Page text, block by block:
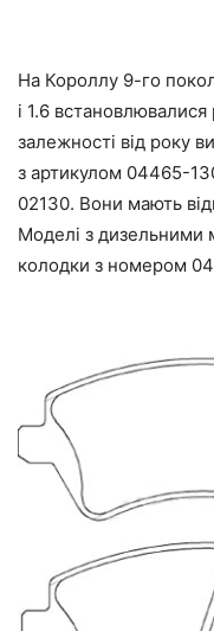
На Короллу 9-го
і 1.6 встановлювалися
залежності від року
з артикулом 04465-
02130. Вони мають
Моделі з дизельними
колодки з номером